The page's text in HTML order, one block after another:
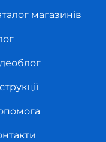
магазинів